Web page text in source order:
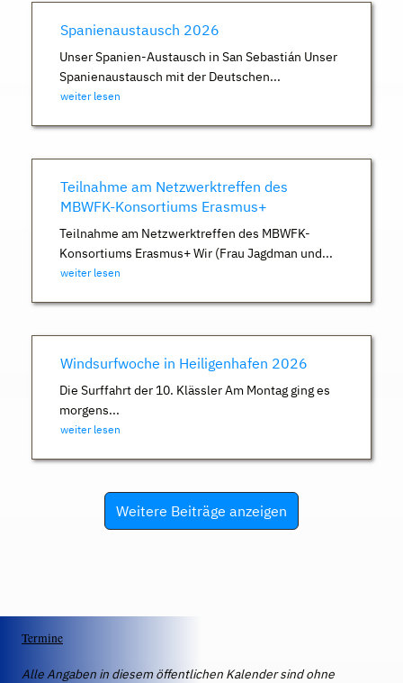
Spanienaustausch 2026
Unser Spanien-Austausch in San Sebastián Unser
Spanienaustausch mit der Deutschen...
weiter lesen
Teilnahme am Netzwerktreffen des
MBWFK-Konsortiums Erasmus+
Teilnahme am Netzwerktreffen des MBWFK-
Konsortiums Erasmus+ Wir (Frau Jagdman und...
weiter lesen
Windsurfwoche in Heiligenhafen 2026
Die Surffahrt der 10. Klässler Am Montag ging es
morgens...
weiter lesen
Weitere Beiträge anzeigen
Termine
Alle Angaben in diesem öffentlichen Kalender sind ohne